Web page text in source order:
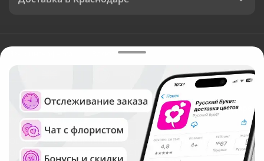
Валюта:
Служба круглосуточной доставки цветов в Краснодаре
Русский Букет, 2026
Общество с ограниченной ответственностью «Технология»
ОГРН: 1195476081745, ИНН: 5410081997